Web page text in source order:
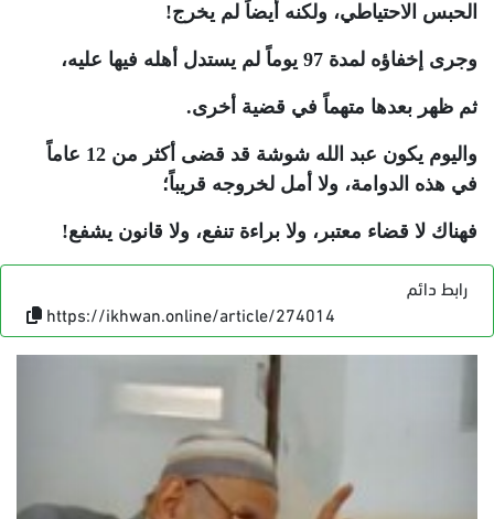
الحبس الاحتياطي، ولكنه أيضاً لم يخرج!
وجرى إخفاؤه لمدة 97 يوماً لم يستدل أهله فيها عليه،
ثم ظهر بعدها متهماً في قضية أخرى.
واليوم يكون عبد الله شوشة قد قضى أكثر من 12 عاماً
في هذه الدوامة، ولا أمل لخروجه قريباً؛
فهناك لا قضاء معتبر، ولا براءة تنفع، ولا قانون يشفع!
رابط دائم
https://ikhwan.online/article/274014